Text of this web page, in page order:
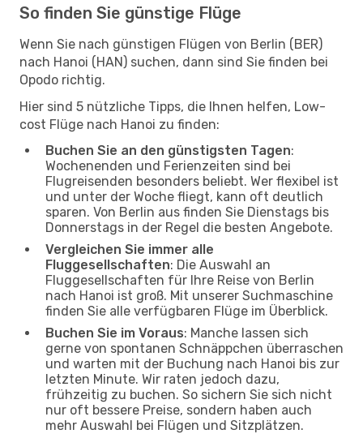
So finden Sie günstige Flüge
Wenn Sie nach günstigen Flügen von Berlin (BER)
nach Hanoi (HAN) suchen, dann sind Sie finden bei
Opodo richtig.
Hier sind 5 nützliche Tipps, die Ihnen helfen, Low-
cost Flüge nach Hanoi zu finden:
Buchen Sie an den günstigsten Tagen:
Wochenenden und Ferienzeiten sind bei
Flugreisenden besonders beliebt. Wer flexibel ist
und unter der Woche fliegt, kann oft deutlich
sparen. Von Berlin aus finden Sie Dienstags bis
Donnerstags in der Regel die besten Angebote.
Vergleichen Sie immer alle
Fluggesellschaften: Die Auswahl an
Fluggesellschaften für Ihre Reise von Berlin
nach Hanoi ist groß. Mit unserer Suchmaschine
finden Sie alle verfügbaren Flüge im Überblick.
Buchen Sie im Voraus: Manche lassen sich
gerne von spontanen Schnäppchen überraschen
und warten mit der Buchung nach Hanoi bis zur
letzten Minute. Wir raten jedoch dazu,
frühzeitig zu buchen. So sichern Sie sich nicht
nur oft bessere Preise, sondern haben auch
mehr Auswahl bei Flügen und Sitzplätzen.